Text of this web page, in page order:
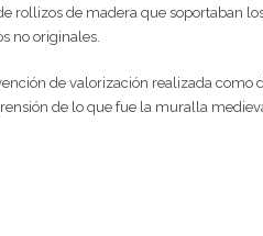
rollizos de madera que soportaban
no originales.
de valorización realizada
de lo que fue la muralla